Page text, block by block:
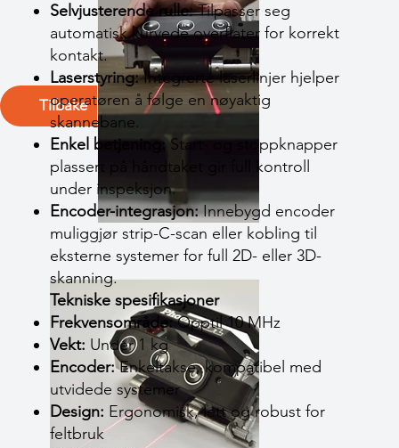
Tilbake
Selvjusterende rulle:Tilpasser seg
automatisk kurvede overflater for korrekt
kontakt.
Laserstyring:Integrerte laserlinjer hjelper
operatøren å følge en nøyaktig
skannebane.
Enkel betjening:Start- og stoppknapper
plassert på håndtaket gir full kontroll
under inspeksjon.
Encoder-integrasjon:Innebygd encoder
muliggjør strip-C-scan eller kobling til
eksterne systemer for full 2D- eller 3D-
skanning.
Tekniske spesifikasjoner
Frekvensområde:Opptil 10 MHz
Vekt: Under 1 kg
Encoder:Enkeltakse, kompatibel med
utvidede systemer
Design: Ergonomisk, lett og robust for
feltbruk